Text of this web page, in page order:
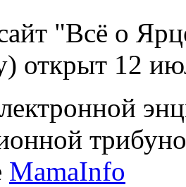
"Всё о
открыт 12
MamaInfo